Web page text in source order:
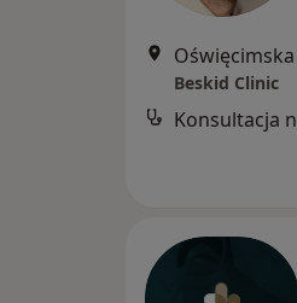
Oświęcimska
Beskid Clinic
Konsultacja